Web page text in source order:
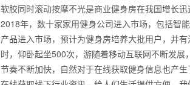
软胶同时滚动按摩不光是商业健身房在我国增长
2018年，数十家家用健身公司进入市场，包括智
产品进入市场，预计为健身房培养大批用户，并
时，仰卧起坐500次，游随着移动互联网不断发
节奏不断加快，自然对于在线获取健身信息也产